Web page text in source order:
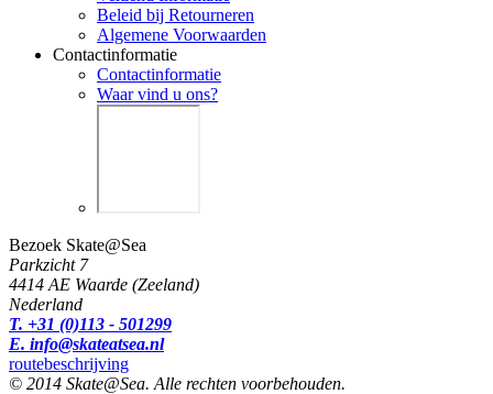
Beleid bij Retourneren
Algemene Voorwaarden
Contactinformatie
Contactinformatie
Waar vind u ons?
Bezoek Skate@Sea
Parkzicht 7
4414 AE Waarde (Zeeland)
Nederland
T. +31 (0)113 - 501299
E. info@skateatsea.nl
routebeschrijving
© 2014 Skate@Sea. Alle rechten voorbehouden.